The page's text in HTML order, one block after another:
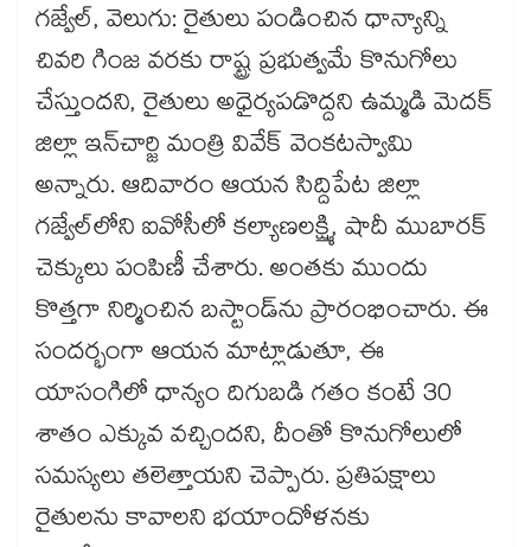
గజ్వేల్, వెలుగు: రైతులు పండించిన ధాన్యాన్ని
చివరి గింజ వరకు రాష్ట్ర ప్రభుత్వమే కొనుగోలు
చేస్తుందని, రైతులు అధైర్యపడొద్దని ఉమ్మడి మెదక్
జిల్లా ఇన్‌‌చార్జి మంత్రి వివేక్ వెంకటస్వామి
అన్నారు. ఆదివారం ఆయన సిద్దిపేట జిల్లా
గజ్వేల్‌‌లోని ఐవోసీలో కల్యాణలక్ష్మి, షాదీ ముబారక్
చెక్కులు పంపిణీ చేశారు. అంతకు ముందు
కొత్తగా నిర్మించిన బస్టాండ్‌‌ను ప్రారంభించారు. ఈ
సందర్భంగా ఆయన మాట్లాడుతూ, ఈ
యాసంగిలో ధాన్యం దిగుబడి గతం కంటే 30
శాతం ఎక్కువ వచ్చిందని, దీంతో కొనుగోలులో
సమస్యలు తలెత్తాయని చెప్పారు. ప్రతిపక్షాలు
రైతులను కావాలని భయాందోళనకు